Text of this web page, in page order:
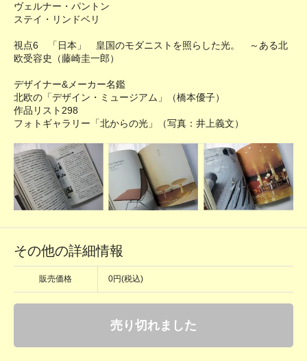
ヴェルナー・パントン
ステイ・リンドベリ
視点6 「日本」 皇国のモダニストを照らした光。 ～ある北
欧受容史（藤崎圭一郎）
デザイナー&メーカー名鑑
北欧の「デザイン・ミュージアム」（橋本優子）
作品リスト298
フォトギャラリー「北からの光」（写真：井上義文）
その他の詳細情報
販売価格 0円(税込)
売り切れました